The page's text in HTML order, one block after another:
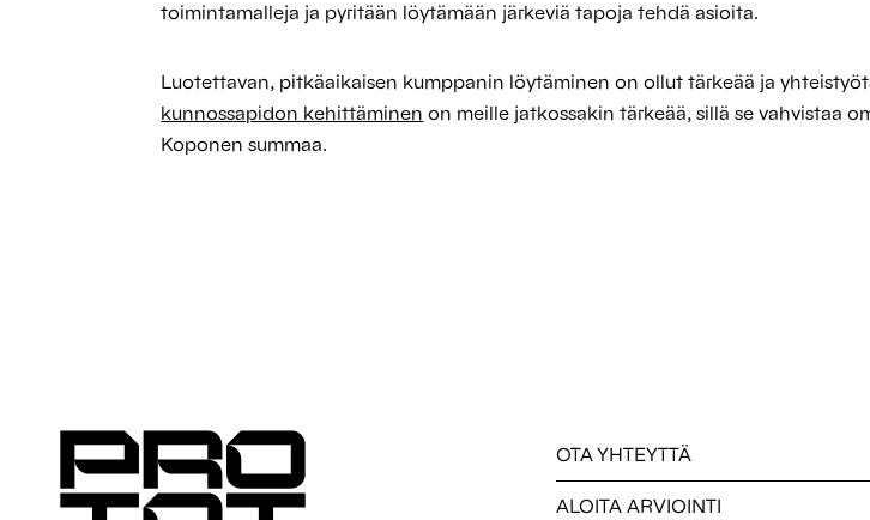
toimintamalleja ja pyritään löytämään järkeviä tapoja tehdä asioita.
Luotettavan, pitkäaikaisen kumppanin löytäminen on ollut tärkeää ja
kunnossapidon kehittäminen on meille jatkossakin tärkeää, sillä se vahvistaa
Koponen summaa.
OTA YHTEYTTÄ
ALOITA ARVIOINTI